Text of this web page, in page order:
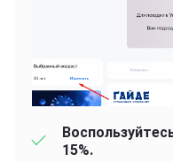
15%.